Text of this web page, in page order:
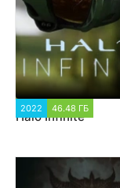
2022 46.48 ГБ
Halo Infinite